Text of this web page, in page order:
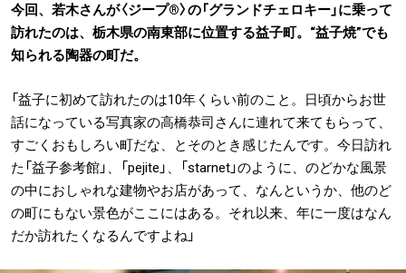
今回、若木さんが〈ジープ®〉の「グランドチェロキー」に乗って
訪れたのは、栃木県の南東部に位置する益子町。“益子焼”でも
知られる陶器の町だ。
「益子に初めて訪れたのは10年くらい前のこと。日頃からお世
話になっている写真家の高橋恭司さんに連れて来てもらって、
すごくおもしろい町だな、とそのとき感じたんです。今日訪れ
た「益子参考館」、「pejite」、「starnet」のように、のどかな風景
の中におしゃれな建物やお店があって、なんというか、他のど
の町にもない景色がここにはある。それ以来、年に一度はなん
だか訪れたくなるんですよね」